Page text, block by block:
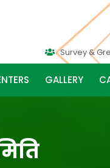
Survey &
GALLERY